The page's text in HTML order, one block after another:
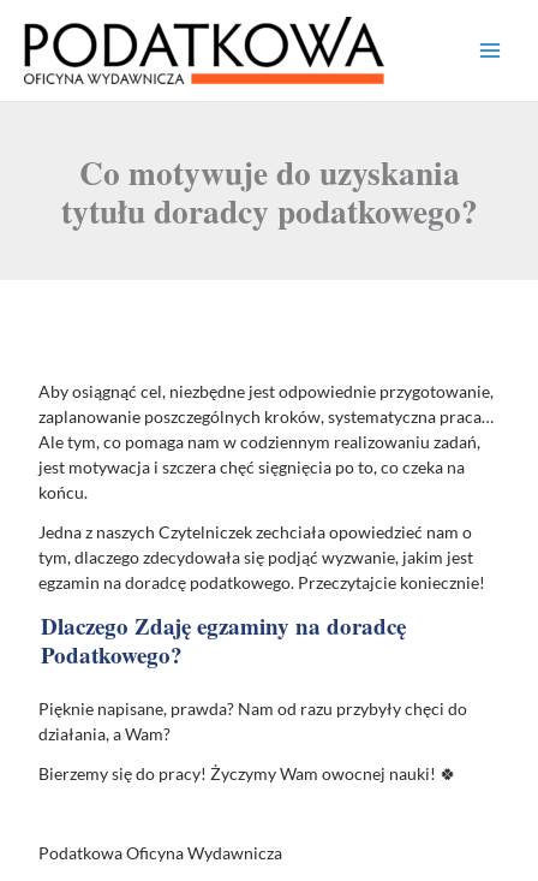
treści
Co motywuje do uzyskania
tytułu doradcy podatkowego?
Aby osiągnąć cel, niezbędne jest odpowiednie przygotowanie,
zaplanowanie poszczególnych kroków, systematyczna praca…
Ale tym, co pomaga nam w codziennym realizowaniu zadań,
jest motywacja i szczera chęć sięgnięcia po to, co czeka na
końcu.
Jedna z naszych Czytelniczek zechciała opowiedzieć nam o
tym, dlaczego zdecydowała się podjąć wyzwanie, jakim jest
egzamin na doradcę podatkowego. Przeczytajcie koniecznie!
Dlaczego Zdaję egzaminy na doradcę
Podatkowego?
Pięknie napisane, prawda? Nam od razu przybyły chęci do
działania, a Wam?
Bierzemy się do pracy! Życzymy Wam owocnej nauki! 🍀
Podatkowa Oficyna Wydawnicza